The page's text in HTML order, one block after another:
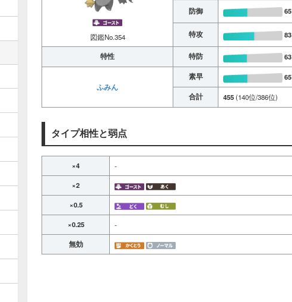
図鑑No.354
防御 65
特攻 83
特性 特防 63
ふみん
素早 65
合計 455(140位/386位)
タイプ相性と弱点
×4 -
×2
×0.5
×0.25
-
無効